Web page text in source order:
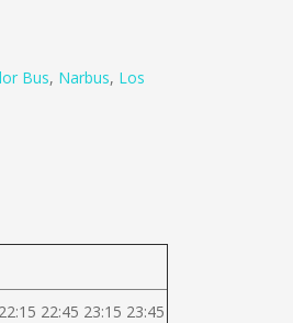
Bus, Narbus, Los
22:45 23:15 23:45